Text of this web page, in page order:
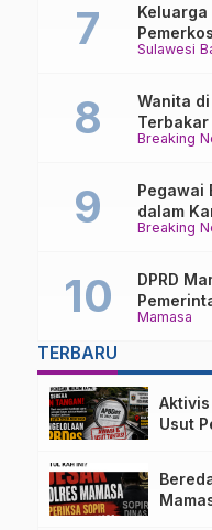
Sulawesi
Keluarga
Breaking
Wanita
Terbakar
Misterius
Breaking
Pegawai
dalam
Polisi
Mamasa
DPRD
TERBARU
Usut